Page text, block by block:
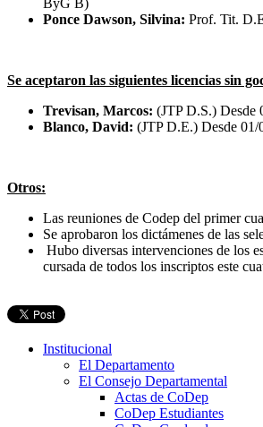
Ponce Dawson, Silvina: Prof. Tit.
Se aceptaron las siguientes licencias sin
Trevisan, Marcos: (JTP D.S.) Desde
Blanco, David: (JTP D.E.) Desde
Otros:
Las reuniones de Codep del primer
Se aprobaron los dictámenes de las
Hubo diversas intervenciones de los
cursada de todos los inscriptos este
Institucional
El Departamento
El Consejo Departamental
Actas de CoDep
CoDep Estudiantes